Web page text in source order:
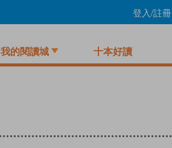
登入/註冊
我的閱讀城 十本好讀